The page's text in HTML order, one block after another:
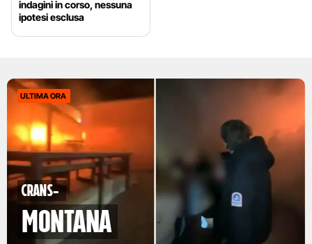
indagini in corso, nessuna
ipotesi esclusa
ULTIMA ORA
Crans-
Montana